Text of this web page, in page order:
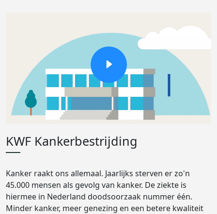
KWF Kankerbestrijding
Kanker raakt ons allemaal. Jaarlijks sterven er zo'n
45.000 mensen als gevolg van kanker. De ziekte is
hiermee in Nederland doodsoorzaak nummer één.
Minder kanker, meer genezing en een betere kwaliteit